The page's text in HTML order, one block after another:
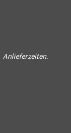
Anlieferzeiten.